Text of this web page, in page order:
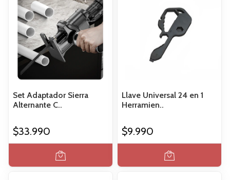
Set Adaptador Sierra
Alternante C..
$33.990
Llave Universal 24 en 1
Herramien..
$9.990